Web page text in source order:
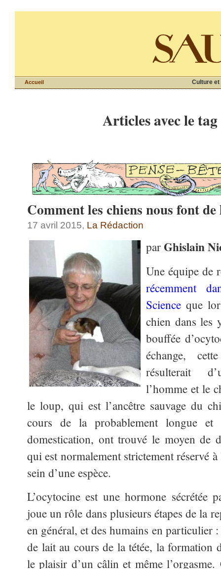
Culture et
Accueil
Articles avec le tag
Comment les chiens nous font de
17 avril 2015, La Rédaction
parGhislain
Une équipe de
récemment
Science que
chien dans les
bouffée
échange,
résulterait
l’homme et le
le loup, qui est l’ancêtre sauvage du
cours de la probablement longue et
domestication, ont trouvé le moyen de
qui est normalement strictement réservé
sein d’une espèce.
L’ocytocine est une hormone sécrétée
joue un rôle dans plusieurs étapes de la
en général, et des humains en particulier
de lait au cours de la tétée, la formation
le plaisir d’un câlin et même